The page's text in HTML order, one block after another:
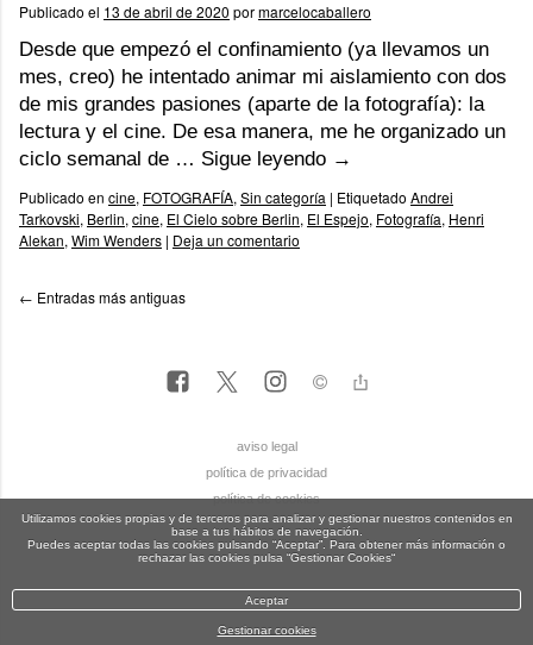
Publicado el 13 de abril de 2020 pormarcelocaballero
Desde que empezó el confinamiento (ya llevamos un
mes, creo) he intentado animar mi aislamiento con dos
de mis grandes pasiones (aparte de la fotografía): la
lectura y el cine. De esa manera, me he organizado un
ciclo semanal de … Sigue leyendo →
Publicado en cine, FOTOGRAFÍA, Sin categoría | Etiquetado Andrei
Tarkovski, Berlin, cine, El Cielo sobre Berlin, El Espejo, Fotografía, Henri
Alekan, Wim Wenders | Deja un comentario
← Entradas más antiguas
aviso legal
política de privacidad
política de cookies
Utilizamos cookies propias y de terceros para analizar y gestionar nuestros contenidos en
base a tus hábitos de navegación.
Puedes aceptar todas las cookies pulsando “Aceptar”. Para obtener más información o
rechazar las cookies pulsa “Gestionar Cookies“
Aceptar
Gestionar cookies